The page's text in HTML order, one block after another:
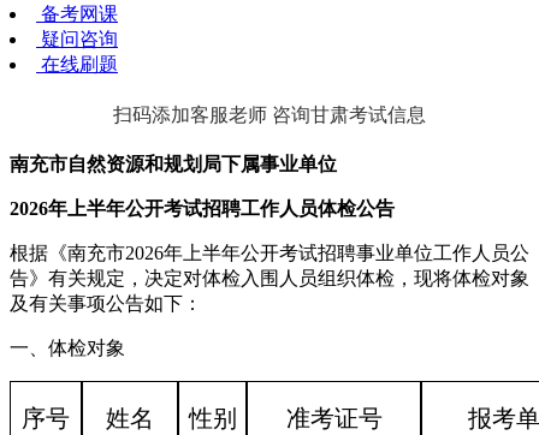
备考网课
疑问咨询
在线刷题
扫码添加客服老师 咨询甘肃考试信息
南充市自然资源和规划局下属事业单位
2026年上半年公开考试招聘工作人员体检公告
根据《南充市2026年上半年公开考试招聘事业单位工作人员公
告》有关规定，决定对体检入围人员组织体检，现将体检对象
及有关事项公告如下：
一、体检对象
序号 姓名 性别 准考证号 报考